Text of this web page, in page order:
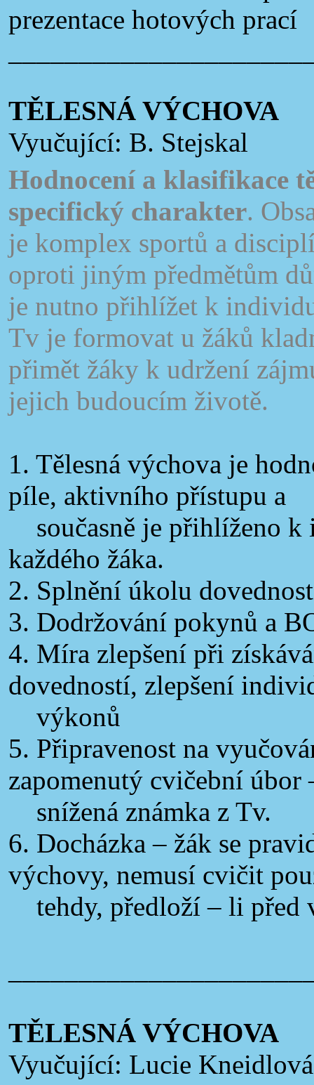
prezentace hotových prací
TĚLESNÁ VÝCHOVA
Vyučující: B. Stejskal
Hodnocení a klasifikace
specifický charakter.
je komplex sportů a
oproti jiným předmětům
je nutno přihlížet k
Tv je formovat u žáků
přimět žáky k udržení
jejich budoucím životě.
1. Tělesná výchova je
píle, aktivního přístupu a
současně je přihlíženo k
každého žáka.
2. Splnění úkolu
3. Dodržování pokynů a
4. Míra zlepšení při
dovedností, zlepšení
výkonů
5. Připravenost na
zapomenutý cvičební úbor
snížená známka z Tv.
6. Docházka – žák se
výchovy, nemusí cvičit
tehdy, předloží – li před
TĚLESNÁ VÝCHOVA
Vyučující: Lucie Kneidlová